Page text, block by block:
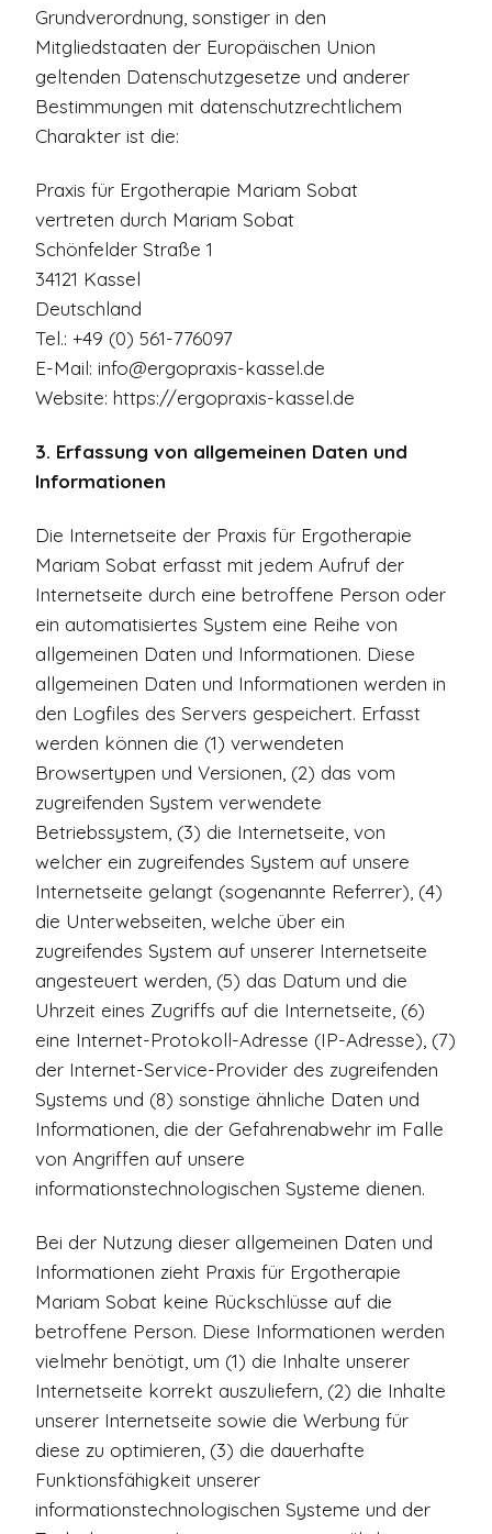
Grundverordnung, sonstiger in den
Mitgliedstaaten der Europäischen Union
geltenden Datenschutzgesetze und anderer
Bestimmungen mit datenschutzrechtlichem
Charakter ist die:
Praxis für Ergotherapie Mariam Sobat
vertreten durch Mariam Sobat
Schönfelder Straße 1
34121 Kassel
Deutschland
Tel.: +49 (0) 561-776097
E-Mail: info@ergopraxis-kassel.de
Website: https://ergopraxis-kassel.de
3. Erfassung von allgemeinen Daten und
Informationen
Die Internetseite der Praxis für Ergotherapie
Mariam Sobat erfasst mit jedem Aufruf der
Internetseite durch eine betroffene Person oder
ein automatisiertes System eine Reihe von
allgemeinen Daten und Informationen. Diese
allgemeinen Daten und Informationen werden in
den Logfiles des Servers gespeichert. Erfasst
werden können die (1) verwendeten
Browsertypen und Versionen, (2) das vom
zugreifenden System verwendete
Betriebssystem, (3) die Internetseite, von
welcher ein zugreifendes System auf unsere
Internetseite gelangt (sogenannte Referrer), (4)
die Unterwebseiten, welche über ein
zugreifendes System auf unserer Internetseite
angesteuert werden, (5) das Datum und die
Uhrzeit eines Zugriffs auf die Internetseite, (6)
eine Internet-Protokoll-Adresse (IP-Adresse), (7)
der Internet-Service-Provider des zugreifenden
Systems und (8) sonstige ähnliche Daten und
Informationen, die der Gefahrenabwehr im Falle
von Angriffen auf unsere
informationstechnologischen Systeme dienen.
Bei der Nutzung dieser allgemeinen Daten und
Informationen zieht Praxis für Ergotherapie
Mariam Sobat keine Rückschlüsse auf die
betroffene Person. Diese Informationen werden
vielmehr benötigt, um (1) die Inhalte unserer
Internetseite korrekt auszuliefern, (2) die Inhalte
unserer Internetseite sowie die Werbung für
diese zu optimieren, (3) die dauerhafte
Funktionsfähigkeit unserer
informationstechnologischen Systeme und der